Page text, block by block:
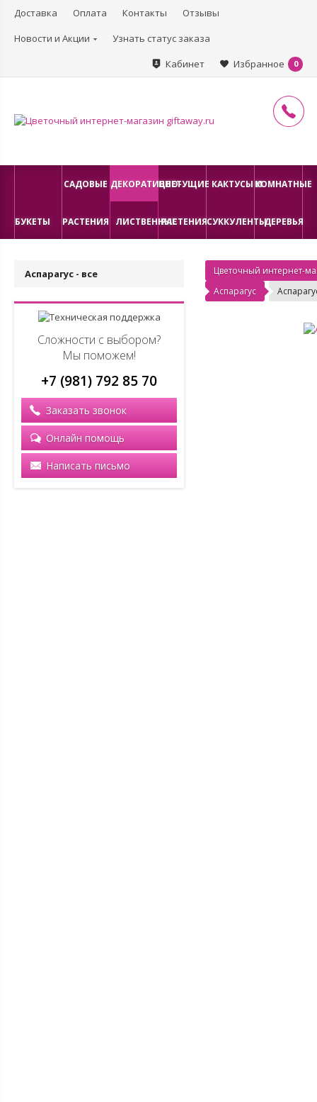
Доставка Оплата Контакты
Отзывы
Новости и Акции
Узнать статус заказа
Избранное
0
Кабинет
БУКЕТЫ
САДОВЫЕ
РАСТЕНИЯ
ДЕКОРАТИВНО-
ЛИСТВЕННЫЕ
ЦВЕТУЩИЕ
РАСТЕНИЯ
КАКТУСЫ И
СУККУЛЕНТЫ
КОМНАТНЫЕ
ДЕРЕВЬЯ
Аспарагус - все
Сложности с выбором?
Мы поможем!
+7 (981) 792 85 70
Заказать звонок
Онлайн помощь
Написать письмо
Цветочный интернет-
Аспарагус